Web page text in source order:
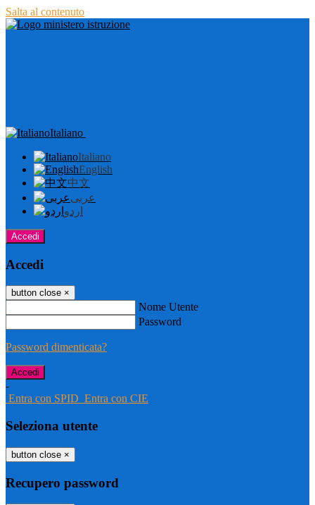
Salta al contenuto
Italiano
Italiano
English
中文
عربى
اردو
Accedi
Accedi
button close ×
Nome Utente
Password
Password dimenticata?
-
Entra con SPID Entra con CIE
Seleziona utente
button close ×
Recupero password